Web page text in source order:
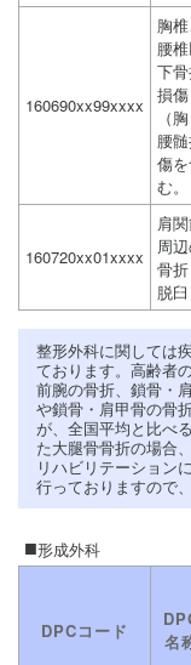
160690xx99xxxx
胸椎
腰
下
損傷
（
腰
傷
む。
160720xx01xxxx
肩
周
骨折
脱臼
整形外科に関しては
ております。高齢者
前腕の骨折、鎖骨・
や鎖骨・肩甲骨の骨
が、全国平均と比べ
た大腿骨骨折の場合
リハビリテーション
行っておりますので
形成外科
DPCコード
名